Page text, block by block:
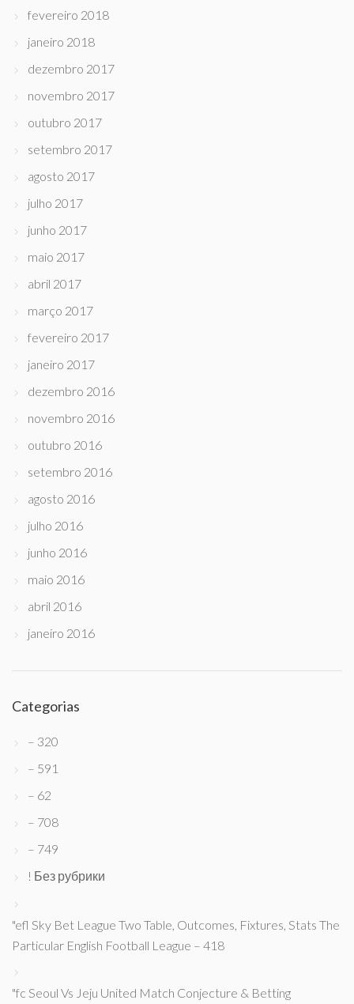
fevereiro 2018
janeiro 2018
dezembro 2017
novembro 2017
outubro 2017
setembro 2017
agosto 2017
julho 2017
junho 2017
maio 2017
abril 2017
março 2017
fevereiro 2017
janeiro 2017
dezembro 2016
novembro 2016
outubro 2016
setembro 2016
agosto 2016
julho 2016
junho 2016
maio 2016
abril 2016
janeiro 2016
Categorias
– 320
– 591
– 62
– 708
– 749
! Без рубрики
"efl Sky Bet League Two Table, Outcomes, Fixtures, Stats The
Particular English Football League – 418
"fc Seoul Vs Jeju United Match Conjecture & Betting